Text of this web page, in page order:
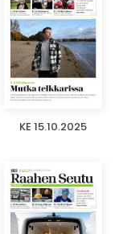
KE 15.10.2025